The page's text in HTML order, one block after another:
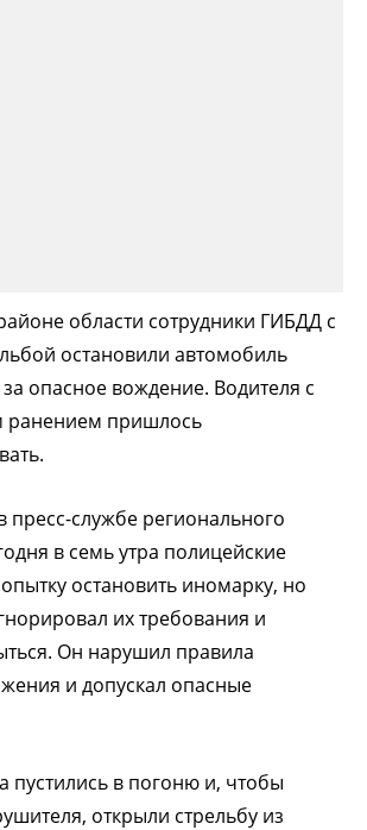
области сотрудники ГИБДД с
остановили автомобиль
опасное вождение. Водителя с
ранением пришлось
пресс-службе регионального
в семь утра полицейские
остановить иномарку, но
их требования и
Он нарушил правила
и допускал опасные
пустились в погоню и, чтобы
открыли стрельбу из